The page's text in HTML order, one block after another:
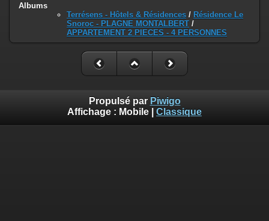
Albums
Terrésens - Hôtels & Résidences / Résidence Le
Snoroc - PLAGNE MONTALBERT /
APPARTEMENT 2 PIECES - 4 PERSONNES
Propulsé par Piwigo
Affichage : Mobile Classique